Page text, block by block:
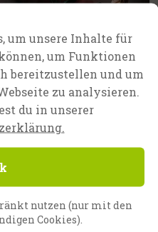
du bereit für das
zu
beantworten sollte:
würdest du gehen,
Jesus dich ruft?
eindrucksvollen
um unsere Inhalte für
um Funktionen
bereitzustellen und um
zu analysieren.
du in unserer
nutzen (nur mit den
Cookies).